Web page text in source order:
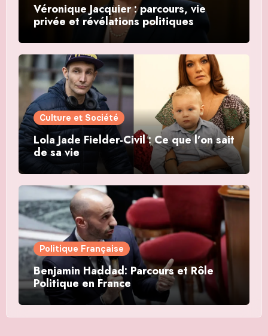
Véronique Jacquier : parcours, vie
privée et révélations politiques
Culture et Société
Lola Jade Fielder-Civil : Ce que l’on sait
de sa vie
Politique Française
Benjamin Haddad: Parcours et Rôle
Politique en France